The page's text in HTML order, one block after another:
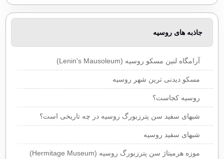
15 05 1397 هتل مامایزون آل سوئیت اسپا پاکرووکا مسکو روسیه
5
جاذبه های روسیه
آرامگاه لنین مسکو روسیه (Lenin's Mausoleum)
مسکو دیدنی ترین شهر روسیه
روسیه کجاست؟
شبهای سفید سن پترزبورگ روسیه در چه تاریخی است؟
شبهای سفید روسیه
موزه هرمیتاژ سن پترزبورگ روسیه (Hermitage Museum)